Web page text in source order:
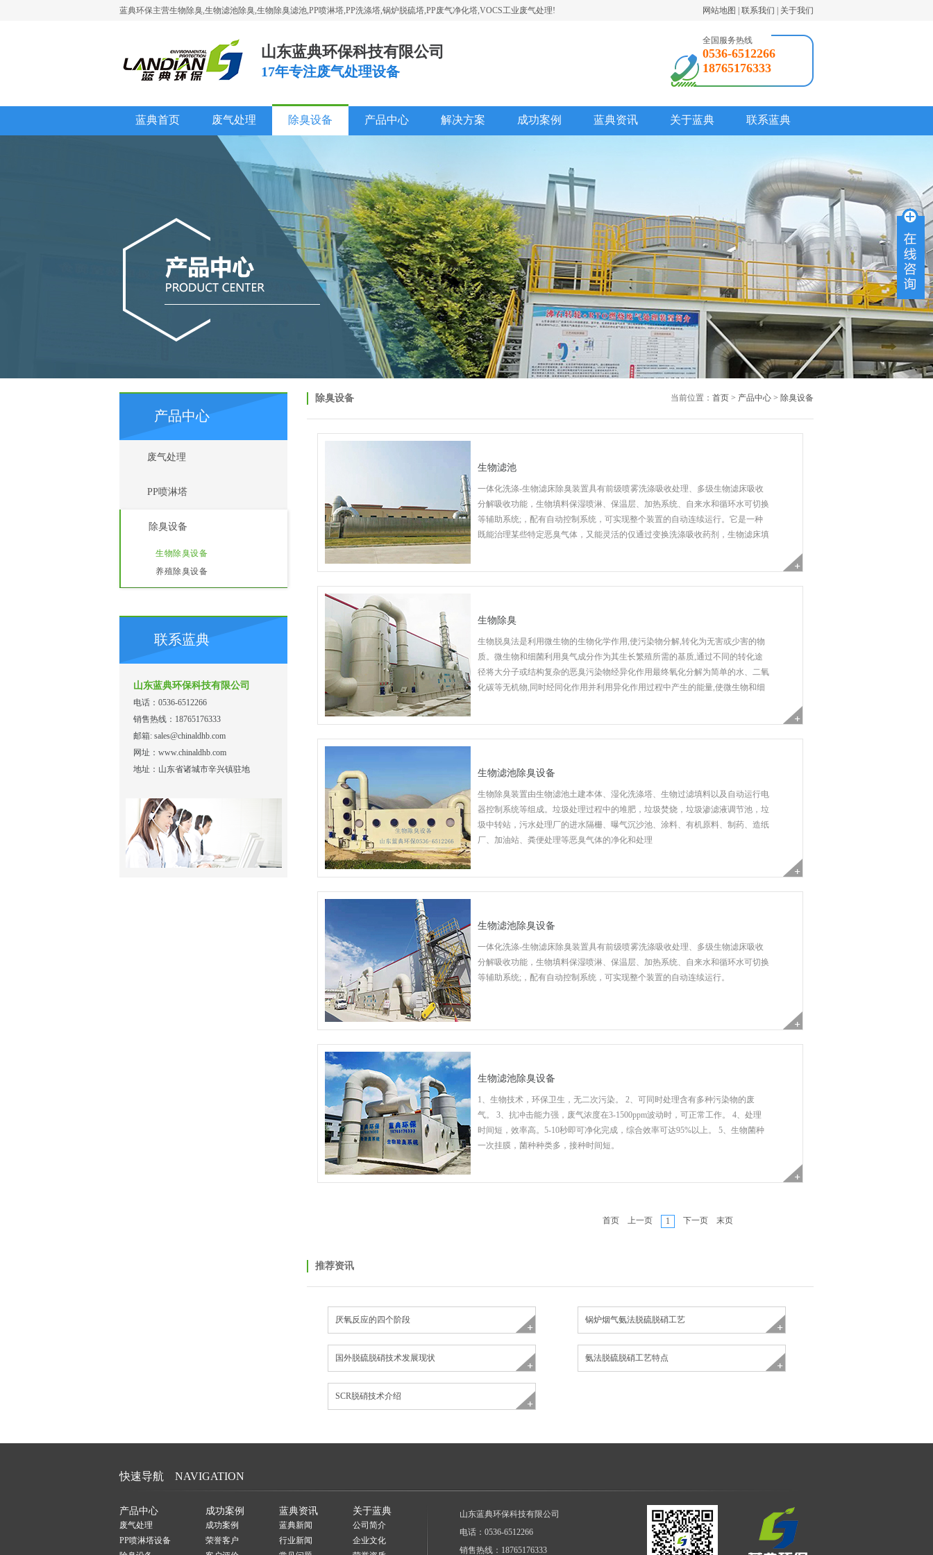
蓝典环保主营生物除臭,生物滤池除臭,生物除臭滤池,PP喷淋塔,PP洗涤塔,锅炉脱硫塔,PP废气净化塔,VOCS工业废气处理! 网站地图 联系我们 关于我们
山东蓝典环保科技有限公司
17年专注废气处理设备
全国服务热线
0536-6512266
18765176333
蓝典首页 废气处理 除臭设备 产品中心 解决方案 成功案例 蓝典资讯 关于蓝典 联系蓝典
产品中心
废气处理
PP喷淋塔
除臭设备
生物除臭设备
养殖除臭设备
联系蓝典
山东蓝典环保科技有限公司
电话：0536-6512266
销售热线：18765176333
邮箱: sales@chinaldhb.com
网址：www.chinaldhb.com
地址：山东省诸城市辛兴镇驻地
除臭设备 当前位置： 首页 > 产品中心 > 除臭设备
生物滤池
一体化洗涤-生物滤床除臭装置具有前级喷雾洗涤吸收处理、多级生物滤床吸收
分解吸收功能，生物填料保湿喷淋、保温层、加热系统、自来水和循环水可切换
等辅助系统;，配有自动控制系统，可实现整个装置的自动连续运行。它是一种
既能治理某些特定恶臭气体，又能灵活的仅通过变换洗涤吸收药剂，生物滤床填
生物除臭
生物脱臭法是利用微生物的生物化学作用,使污染物分解,转化为无害或少害的物
质。微生物和细菌利用臭气成分作为其生长繁殖所需的基质,通过不同的转化途
径将大分子或结构复杂的恶臭污染物经异化作用最终氧化分解为简单的水、二氧
化碳等无机物,同时经同化作用并利用异化作用过程中产生的能量,使微生物和细
生物滤池除臭设备
生物除臭装置由生物滤池土建本体、湿化洗涤塔、生物过滤填料以及自动运行电
器控制系统等组成。垃圾处理过程中的堆肥，垃圾焚烧，垃圾渗滤液调节池，垃
圾中转站，污水处理厂的进水隔栅、曝气沉沙池、涂料、有机原料、制药、造纸
厂、加油站、粪便处理等恶臭气体的净化和处理
生物滤池除臭设备
一体化洗涤-生物滤床除臭装置具有前级喷雾洗涤吸收处理、多级生物滤床吸收
分解吸收功能，生物填料保湿喷淋、保温层、加热系统、自来水和循环水可切换
等辅助系统;，配有自动控制系统，可实现整个装置的自动连续运行。
生物滤池除臭设备
1、生物技术，环保卫生，无二次污染。 2、可同时处理含有多种污染物的废
气。 3、抗冲击能力强，废气浓度在3-1500ppm波动时，可正常工作。 4、处理
时间短，效率高。5-10秒即可净化完成，综合效率可达95%以上。 5、生物菌种
一次挂膜，菌种种类多，接种时间短。
首页 上一页 1 下一页 末页
推荐资讯
厌氧反应的四个阶段 锅炉烟气氨法脱硫脱硝工艺
国外脱硫脱硝技术发展现状 氨法脱硫脱硝工艺特点
SCR脱硝技术介绍
快速导航 NAVIGATION
产品中心
废气处理
PP喷淋塔设备
成功案例
成功案例
荣誉客户
蓝典资讯
蓝典新闻
行业新闻
关于蓝典
公司简介
企业文化
山东蓝典环保科技有限公司
电话：0536-6512266
销售热线：18765176333